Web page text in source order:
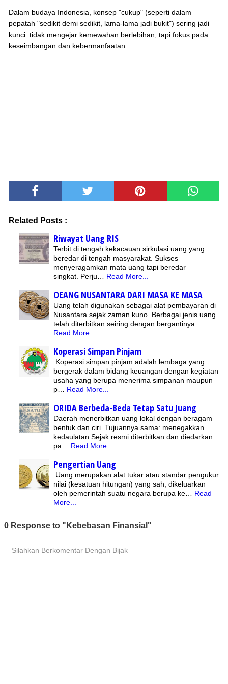
Dalam budaya Indonesia, konsep "cukup" (seperti dalam
pepatah "sedikit demi sedikit, lama-lama jadi bukit") sering jadi
kunci: tidak mengejar kemewahan berlebihan, tapi fokus pada
keseimbangan dan kebermanfaatan.
Related Posts :
Riwayat Uang RIS
Terbit di tengah kekacauan sirkulasi uang yang
beredar di tengah masyarakat. Sukses
menyeragamkan mata uang tapi beredar
singkat. Perju… Read More...
OEANG NUSANTARA DARI MASA KE MASA
Uang telah digunakan sebagai alat pembayaran di
Nusantara sejak zaman kuno. Berbagai jenis uang
telah diterbitkan seiring dengan bergantinya…
Read More...
Koperasi Simpan Pinjam
Koperasi simpan pinjam adalah lembaga yang
bergerak dalam bidang keuangan dengan kegiatan
usaha yang berupa menerima simpanan maupun
p… Read More...
ORIDA Berbeda-Beda Tetap Satu Juang
Daerah menerbitkan uang lokal dengan beragam
bentuk dan ciri. Tujuannya sama: menegakkan
kedaulatan.Sejak resmi diterbitkan dan diedarkan
pa… Read More...
Pengertian Uang
Uang merupakan alat tukar atau standar pengukur
nilai (kesatuan hitungan) yang sah, dikeluarkan
oleh pemerintah suatu negara berupa ke… Read
More...
0 Response to "Kebebasan Finansial"
Silahkan Berkomentar Dengan Bijak